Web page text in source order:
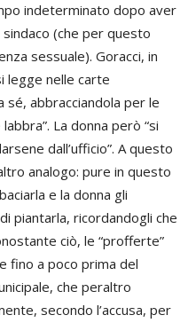
indeterminato dopo aver
(che per questo
sessuale). Goracci, in
legge nelle carte
sé, abbracciandola per le
La donna però “si
dall’ufficio”. A questo
analogo: pure in questo
e la donna gli
piantarla, ricordandogli che
ciò, le “profferte”
fino a poco prima del
che peraltro
secondo l’accusa, per